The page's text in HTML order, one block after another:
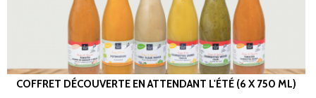
COFFRET DÉCOUVERTE EN ATTENDANT L'ÉTÉ (6 X 750 ML)